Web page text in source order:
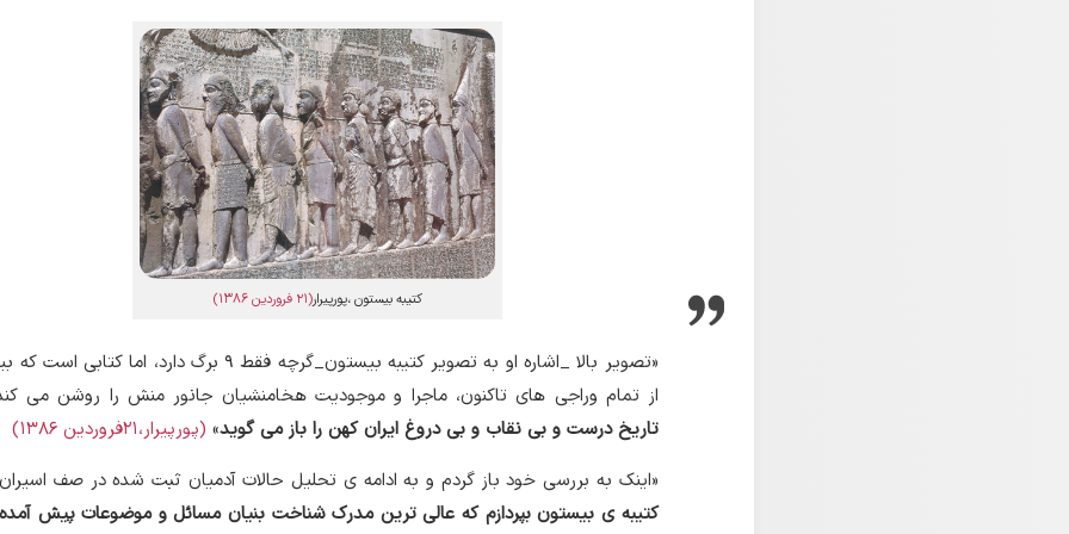
کتیبه بیستون ،پورپیرار(21 فروردین 1386)
«تصویر بالا _اشاره او به تصویر کتیبه بیستون_گرچه فقط ۹ برگ دارد، اما کتابی
از تمام وراجی های تاکنون، ماجرا و موجودیت هخامنشیان جانور منش را روشن می
تاریخ درست و بی نقاب و بی دروغ ایران کهن را باز می گوید» (پورپیرار،21فروردین 1386)
«اینک به بررسی خود باز گردم و به ادامه ی تحلیل حالات آدمیان ثبت شده در صف
کتیبه ی بیستون بپردازم که عالی ترین مدرک شناخت بنیان مسائل و موضوعات پیش